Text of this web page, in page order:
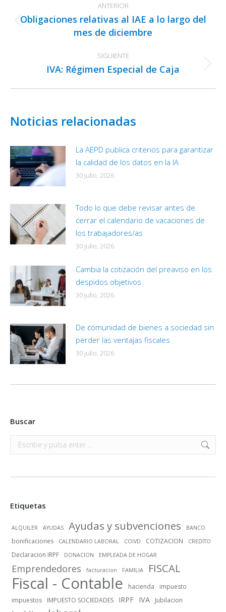
entre
publicaciones
ANTERIOR
Publicación
anterior:
Obligaciones relativas al IAE a lo largo del
mes de diciembre
SIGUIENTE
Publicación
IVA: Régimen Especial de Caja
Noticias relacionadas
La AEPD publica criterios para garantizar
la calidad de los datos en la IA
30 julio, 2026
Todo lo que debe revisar antes de
cerrar el calendario de vacaciones de
los trabajadores/as
30 julio, 2026
Cambia la cotización del preaviso en los
despidos objetivos
30 julio, 2026
De comunidad de bienes a sociedad sin
perder las ventajas fiscales
30 julio, 2026
Buscar
Buscar:
Etiquetas
ALQUILER AYUDAS Ayudas y subvenciones BANCO
bonificaciones CALENDARIO LABORAL COIVD COTIZACION CREDITO
Declaracion IRPF DONACION EMPLEADA DE HOGAR
Emprendedores facturacion FAMILIA FISCAL
Fiscal - Contable hacienda
impuesto
impuestos
IMPUESTO SOCIEDADES IRPF IVA Jubilacion